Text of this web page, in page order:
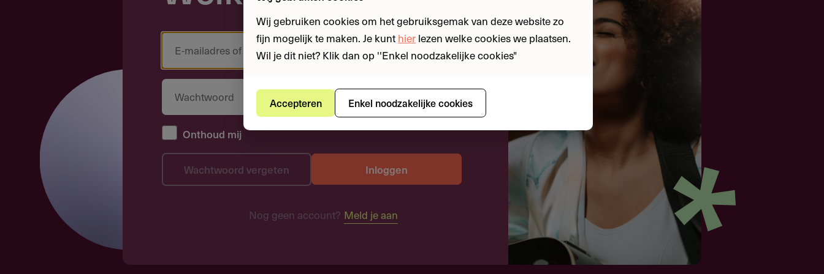
Onthoud mij
Inloggen
Wachtwoord vergeten
Nog geen account? Meld je aan
Wij gebruiken cookies om het gebruiksgemak van deze website zo
fijn mogelijk te maken. Je kunthierlezen welke cookies we plaatsen.
Wil je dit niet? Klik dan op ''Enkel noodzakelijke cookies"
Accepteren Enkel noodzakelijke cookies